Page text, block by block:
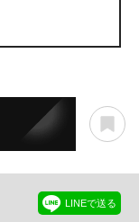
LINEで送る